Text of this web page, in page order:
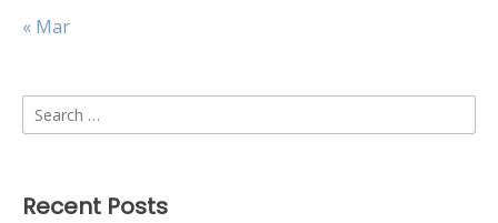
« Mar
Search
for:
Recent Posts